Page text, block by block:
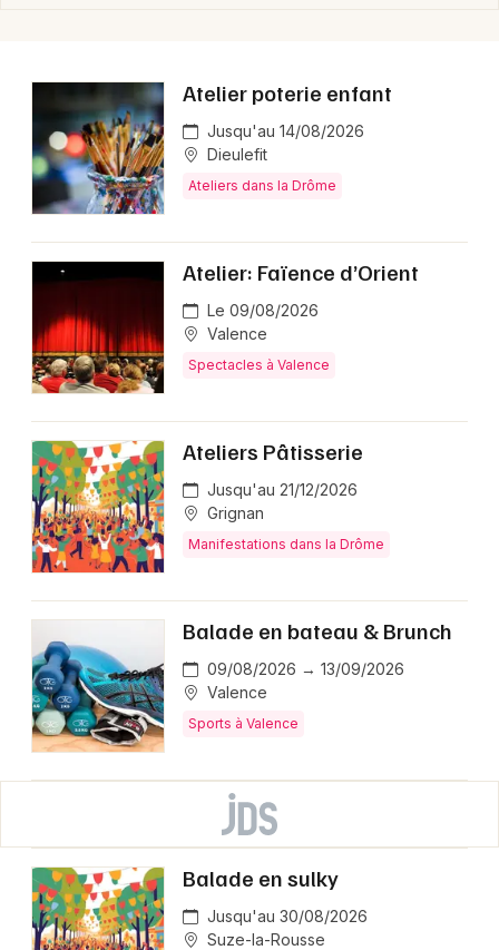
Atelier poterie enfant
Jusqu'au 14/08/2026
Dieulefit
Ateliers dans la Drôme
Atelier: Faïence d’Orient
Le 09/08/2026
Valence
Spectacles à Valence
Ateliers Pâtisserie
Jusqu'au 21/12/2026
Grignan
Manifestations dans la Drôme
Balade en bateau & Brunch
09/08/2026 → 13/09/2026
Valence
Sports à Valence
Balade en sulky
Jusqu'au 30/08/2026
Suze-la-Rousse